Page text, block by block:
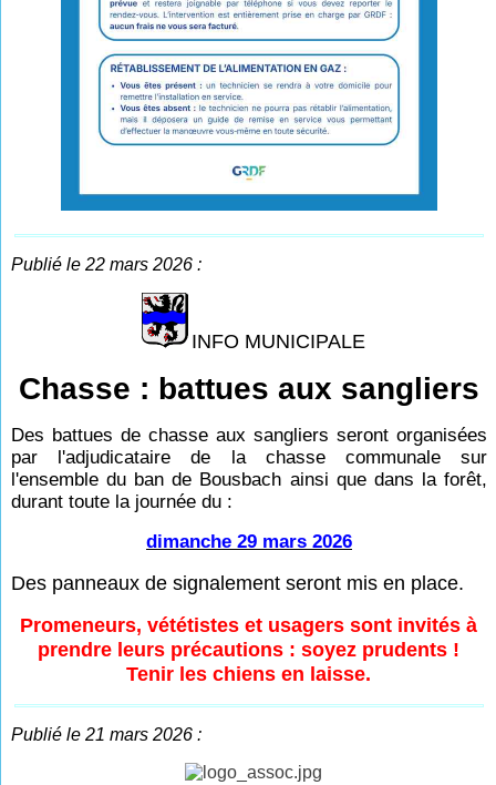
Publié le 22 mars 2026 :
INFO MUNICIPALE
Chasse : battues aux sangliers
Des battues de chasse aux sangliers seront organisées
par l'adjudicataire de la chasse communale sur
l'ensemble du ban de Bousbach ainsi que dans la forêt,
durant toute la journée du :
dimanche 29 mars 2026
Des panneaux de signalement seront mis en place.
Promeneurs, vététistes et usagers sont invités à
prendre leurs précautions : soyez prudents !
Tenir les chiens en laisse.
Publié le 21 mars 2026 :